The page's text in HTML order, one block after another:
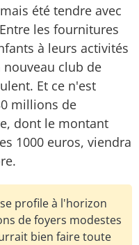
été tendre avec
les fournitures
à leurs activités
club de
Et ce n'est
millions de
dont le montant
1000 euros, viendra
profile à l'horizon
de foyers modestes
bien faire toute